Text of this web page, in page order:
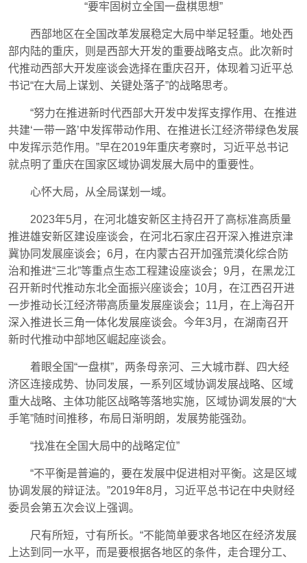
“要牢固树立全国一盘棋思想”
西部地区在全国改革发展稳定大局中举足轻重。地处西
部内陆的重庆，则是西部大开发的重要战略支点。此次新时
代推动西部大开发座谈会选择在重庆召开，体现着习近平总
书记“在大局上谋划、关键处落子”的战略思考。
“努力在推进新时代西部大开发中发挥支撑作用、在推进
共建‘一带一路’中发挥带动作用、在推进长江经济带绿色发展
中发挥示范作用。”早在2019年重庆考察时，习近平总书记
就点明了重庆在国家区域协调发展大局中的重要性。
心怀大局，从全局谋划一域。
2023年5月，在河北雄安新区主持召开了高标准高质量
推进雄安新区建设座谈会，在河北石家庄召开深入推进京津
冀协同发展座谈会；6月，在内蒙古召开加强荒漠化综合防
治和推进“三北”等重点生态工程建设座谈会；9月，在黑龙江
召开新时代推动东北全面振兴座谈会；10月，在江西召开进
一步推动长江经济带高质量发展座谈会；11月，在上海召开
深入推进长三角一体化发展座谈会。今年3月，在湖南召开
新时代推动中部地区崛起座谈会。
着眼全国“一盘棋”，两条母亲河、三大城市群、四大经
济区连接成势、协同发展，一系列区域协调发展战略、区域
重大战略、主体功能区战略等落地实施，区域协调发展的“大
手笔”随时间推移，布局日渐明朗，发展势能强劲。
“找准在全国大局中的战略定位”
“不平衡是普遍的，要在发展中促进相对平衡。这是区域
协调发展的辩证法。”2019年8月，习近平总书记在中央财经
委员会第五次会议上强调。
尺有所短，寸有所长。“不能简单要求各地区在经济发展
上达到同一水平，而是要根据各地区的条件，走合理分工、